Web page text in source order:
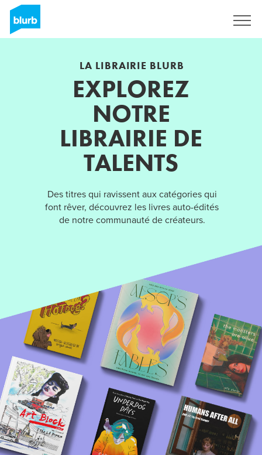
LA LIBRAIRIE BLURB
EXPLOREZ
NOTRE
LIBRAIRIE DE
TALENTS
Des titres qui ravissent aux catégories qui
font rêver, découvrez les livres auto-édités
de notre communauté de créateurs.